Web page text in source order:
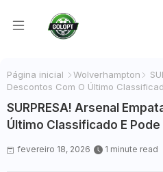
Página inicial Wolverhampton
Descontos Com O Último
SURPRESA! Arsenal
Último Classificado E
fevereiro 18, 2026 1 minute read